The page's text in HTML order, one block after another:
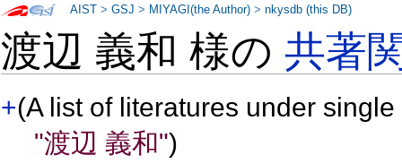
渡辺 義和 様の共著
+(A list of literatures under
"渡辺 義和")
AIST >GSJ > MIYAGI(the Author) >nkysdb (this DB)